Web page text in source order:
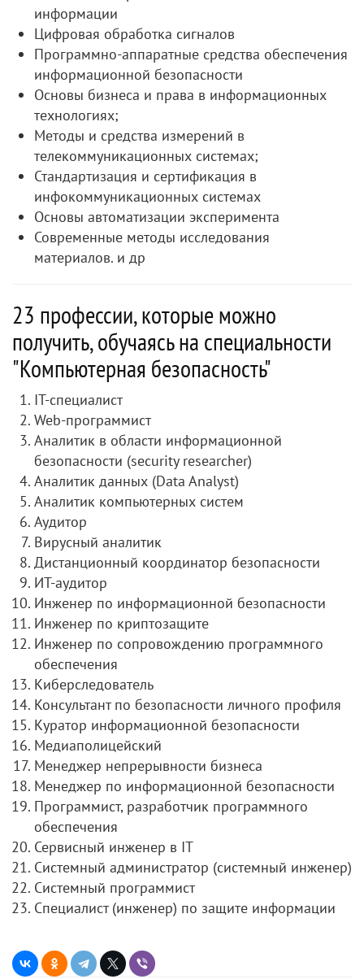
информации
Цифровая обработка сигналов
Программно-аппаратные средства обеспечения
информационной безопасности
Основы бизнеса и права в информационных
технологиях;
Методы и средства измерений в
телекоммуникационных системах;
Стандартизация и сертификация в
инфокоммуникационных системах
Основы автоматизации эксперимента
Современные методы исследования
материалов. и др
23 профессии, которые можно
получить, обучаясь на специальности
"Компьютерная безопасность"
IT-специалист
Web-программист
Аналитик в области информационной
безопасности (security researcher)
Аналитик данных (Data Analyst)
Аналитик компьютерных систем
Аудитор
Вирусный аналитик
Дистанционный координатор безопасности
ИТ-аудитор
Инженер по информационной безопасности
Инженер по криптозащите
Инженер по сопровождению программного
обеспечения
Киберследователь
Консультант по безопасности личного профиля
Куратор информационной безопасности
Медиаполицейский
Менеджер непрерывности бизнеса
Менеджер по информационной безопасности
Программист, разработчик программного
обеспечения
Сервисный инженер в IT
Системный администратор (системный инженер)
Системный программист
Специалист (инженер) по защите информации